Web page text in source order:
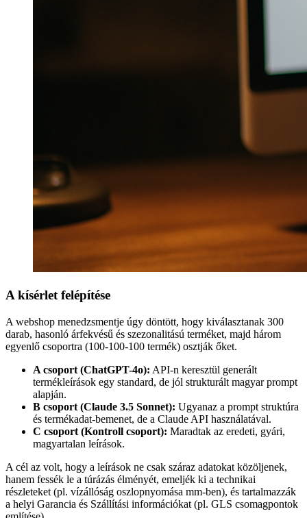
A kísérlet felépítése
A webshop menedzsmentje úgy döntött, hogy kiválasztanak 300
darab, hasonló árfekvésű és szezonalitású terméket, majd három
egyenlő csoportra (100-100-100 termék) osztják őket.
A csoport (ChatGPT-4o): API-n keresztül generált
termékleírások egy standard, de jól strukturált magyar prompt
alapján.
B csoport (Claude 3.5 Sonnet): Ugyanaz a prompt struktúra
és termékadat-bemenet, de a Claude API használatával.
C csoport (Kontroll csoport): Maradtak az eredeti, gyári,
magyartalan leírások.
A cél az volt, hogy a leírások ne csak száraz adatokat közöljenek,
hanem fessék le a túrázás élményét, emeljék ki a technikai
részleteket (pl. vízállóság oszlopnyomása mm-ben), és tartalmazzák
a helyi Garancia és Szállítási információkat (pl. GLS csomagpontok